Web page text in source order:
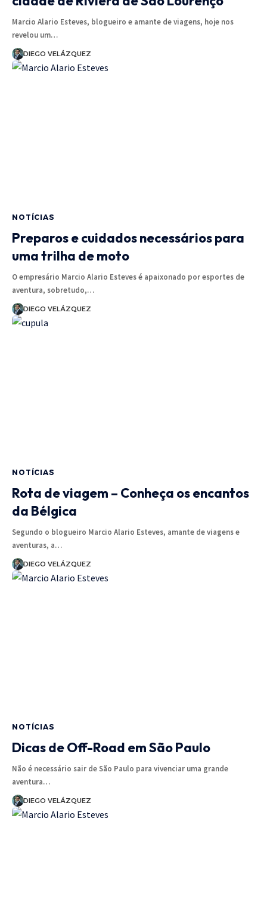
Marcio Alario Esteves, blogueiro e amante de viagens, hoje nos
revelou um…
DIEGO VELÁZQUEZ
NOTÍCIAS
Preparos e cuidados necessários para
uma trilha de moto
O empresário Marcio Alario Esteves é apaixonado por esportes de
aventura, sobretudo,…
DIEGO VELÁZQUEZ
NOTÍCIAS
Rota de viagem – Conheça os encantos
da Bélgica
Segundo o blogueiro Marcio Alario Esteves, amante de viagens e
aventuras, a…
DIEGO VELÁZQUEZ
NOTÍCIAS
Dicas de Off-Road em São Paulo
Não é necessário sair de São Paulo para vivenciar uma grande
aventura…
DIEGO VELÁZQUEZ